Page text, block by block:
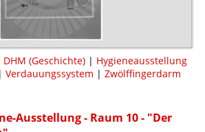
DHM (Geschichte) | Hygieneausstellung
| Verdauungssystem | Zwölffingerdarm
Ausstellung - Raum 10 - "Der